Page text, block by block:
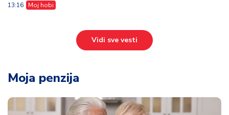
13:16 Moj hobi
Vidi sve vesti
Moja penzija